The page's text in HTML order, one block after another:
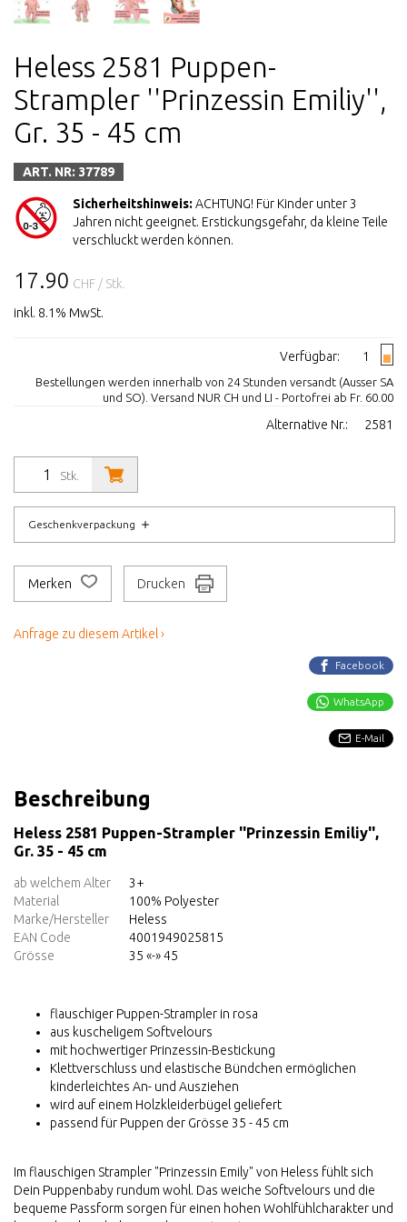
Heless 2581 Puppen-
Strampler ''Prinzessin Emiliy'',
Gr. 35 - 45 cm
ART. NR: 37789
Sicherheitshinweis: ACHTUNG! Für Kinder unter 3
Jahren nicht geeignet. Erstickungsgefahr, da kleine Teile
verschluckt werden können.
17.90 CHF / Stk.
inkl. 8.1% MwSt.
Verfügbar: 1
Bestellungen werden innerhalb von 24 Stunden versandt (Ausser SA
und SO). Versand NUR CH und LI - Portofrei ab Fr. 60.00
Alternative Nr.: 2581
Stk.
Geschenkverpackung
Merken Drucken
Anfrage zu diesem Artikel ›
Facebook
WhatsApp
E-Mail
Beschreibung
Heless 2581 Puppen-Strampler ''Prinzessin Emiliy'',
Gr. 35 - 45 cm
ab welchem Alter
3+
Material
100% Polyester
Marke/Hersteller
Heless
EAN Code
4001949025815
Grösse
35 «-» 45
flauschiger Puppen-Strampler in rosa
aus kuscheligem Softvelours
mit hochwertiger Prinzessin-Bestickung
Klettverschluss und elastische Bündchen ermöglichen
kinderleichtes An- und Ausziehen
wird auf einem Holzkleiderbügel geliefert
passend für Puppen der Grösse 35 - 45 cm
Im flauschigen Strampler "Prinzessin Emily" von Heless fühlt sich
Dein Puppenbaby rundum wohl. Das weiche Softvelours und die
bequeme Passform sorgen für einen hohen Wohlfühlcharakter und